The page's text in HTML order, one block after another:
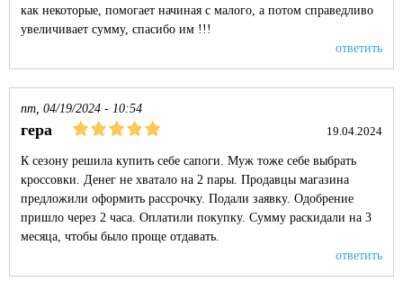
как некоторые, помогает начиная с малого, а потом справедливо
увеличивает сумму, спасибо им !!!
ответить
пт, 04/19/2024 - 10:54
гера 19.04.2024
К сезону решила купить себе сапоги. Муж тоже себе выбрать
кроссовки. Денег не хватало на 2 пары. Продавцы магазина
предложили оформить рассрочку. Подали заявку. Одобрение
пришло через 2 часа. Оплатили покупку. Сумму раскидали на 3
месяца, чтобы было проще отдавать.
ответить